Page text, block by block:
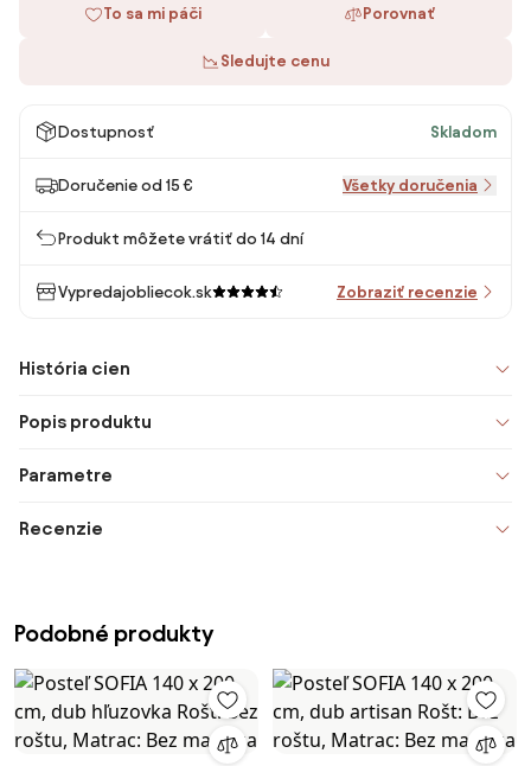
To sa mi páči Porovnať
Sledujte cenu
Dostupnosť Skladom
Doručenie od 15 € Všetky doručenia
Produkt môžete vrátiť do 14 dní
Vypredajobliecok.sk Zobraziť recenzie
História cien
Popis produktu
Parametre
Recenzie
Podobné produkty